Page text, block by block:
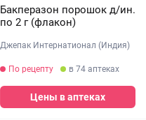
Бакперазон порошок д/ин.
по 2 г (флакон)
Джепак Интернатионал (Индия)
По рецепту в 74 аптеках
Цены в аптеках